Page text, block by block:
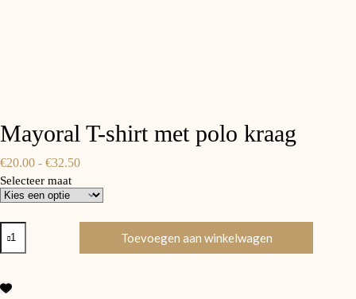
Mayoral T-shirt met polo kraag
€20.00 - €32.50
Selecteer maat
Toevoegen aan winkelwagen